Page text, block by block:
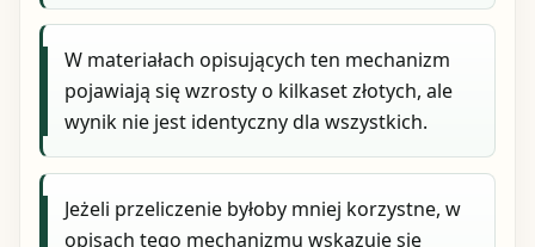
W materiałach opisujących ten mechanizm
pojawiają się wzrosty o kilkaset złotych, ale
wynik nie jest identyczny dla wszystkich.
Jeżeli przeliczenie byłoby mniej korzystne, w
opisach tego mechanizmu wskazuje się